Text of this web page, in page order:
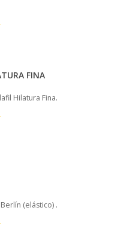
FINA
Hilatura Fina.
(elástico) .